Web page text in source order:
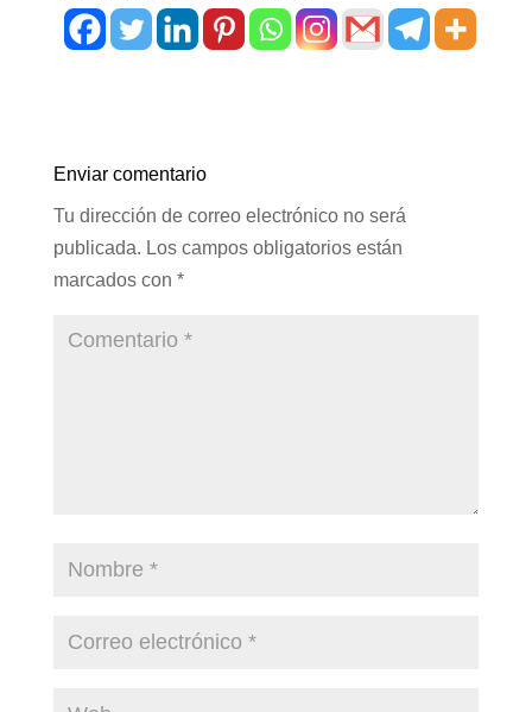
Enviar comentario
Tu dirección de correo electrónico no será
publicada. Los campos obligatorios están
marcados con *